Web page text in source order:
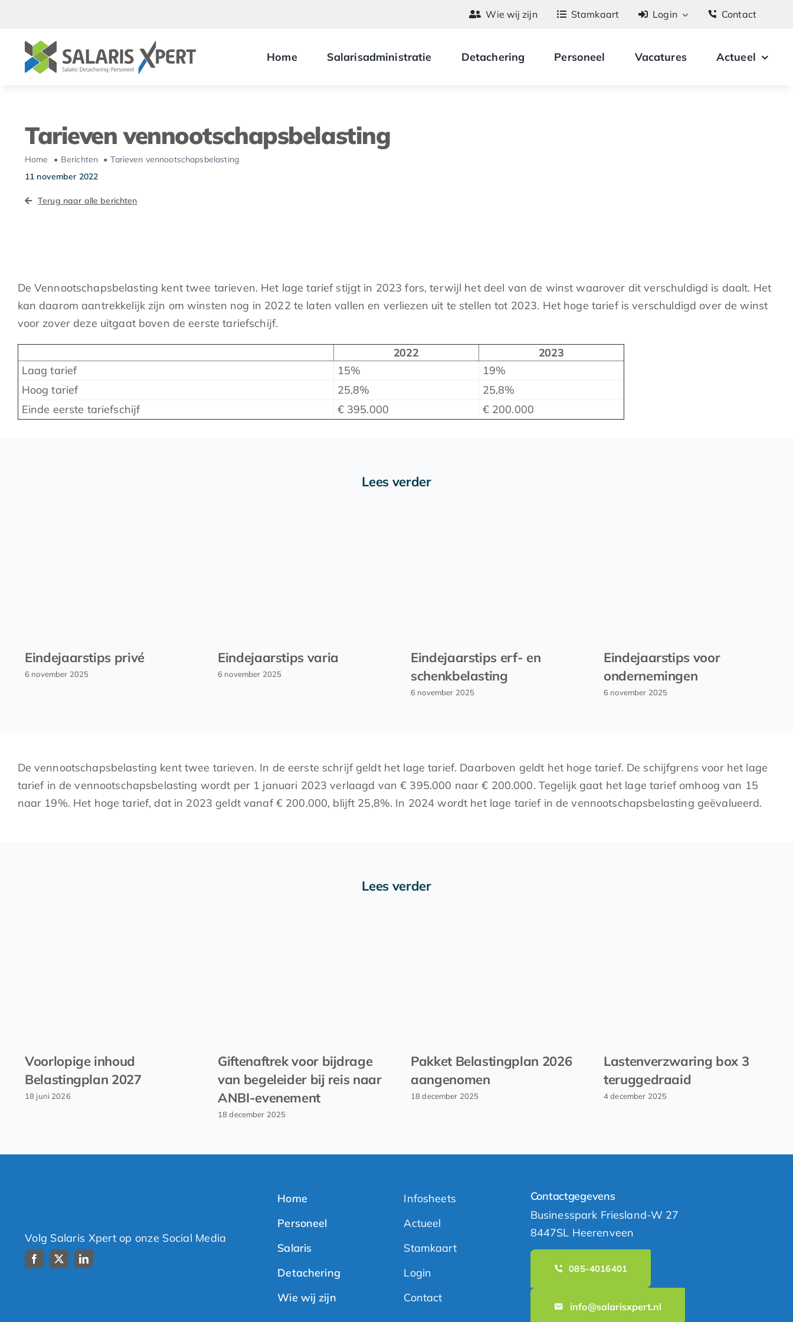
inhoud
Wie wij zijn Stamkaart Login Contact
Home Salarisadministratie Detachering Personeel Vacatures Actueel
Tarieven vennootschapsbelasting
Home Berichten
Tarieven vennootschapsbelasting
11 november 2022
Terug naar alle berichten
De Vennootschapsbelasting kent twee tarieven. Het lage tarief stijgt in 2023 fors, terwijl het deel van de winst waarover dit verschuldigd is daalt. Het
kan daarom aantrekkelijk zijn om winsten nog in 2022 te laten vallen en verliezen uit te stellen tot 2023. Het hoge tarief is verschuldigd over de winst
voor zover deze uitgaat boven de eerste tariefschijf.
2022
2023
Laag tarief
15%
19%
Hoog tarief
25,8%
25,8%
Einde eerste tariefschijf
€ 395.000 € 200.000
Lees verder
Eindejaarstips privé
6 november 2025
Eindejaarstips varia
6 november 2025
Eindejaarstips erf- en
schenkbelasting
6 november 2025
Eindejaarstips voor
ondernemingen
6 november 2025
De vennootschapsbelasting kent twee tarieven. In de eerste schrijf geldt het lage tarief. Daarboven geldt het hoge tarief. De schijfgrens voor het lage
tarief in de vennootschapsbelasting wordt per 1 januari 2023 verlaagd van € 395.000 naar € 200.000. Tegelijk gaat het lage tarief omhoog van 15
naar 19%. Het hoge tarief, dat in 2023 geldt vanaf € 200.000, blijft 25,8%. In 2024 wordt het lage tarief in de vennootschapsbelasting geëvalueerd.
Lees verder
Voorlopige inhoud
Belastingplan 2027
18 juni 2026
Giftenaftrek voor bijdrage
van begeleider bij reis naar
ANBI-evenement
18 december 2025
Pakket Belastingplan 2026
aangenomen
18 december 2025
Lastenverzwaring box 3
teruggedraaid
4 december 2025
Volg Salaris Xpert op onze Social Media
Home
Personeel
Salaris
Detachering
Wie wij zijn
Infosheets
Actueel
Stamkaart
Login
Contact
Contactgegevens
Businesspark Friesland-W 27
8447SL Heerenveen
085-4016401
info@salarisxpert.nl